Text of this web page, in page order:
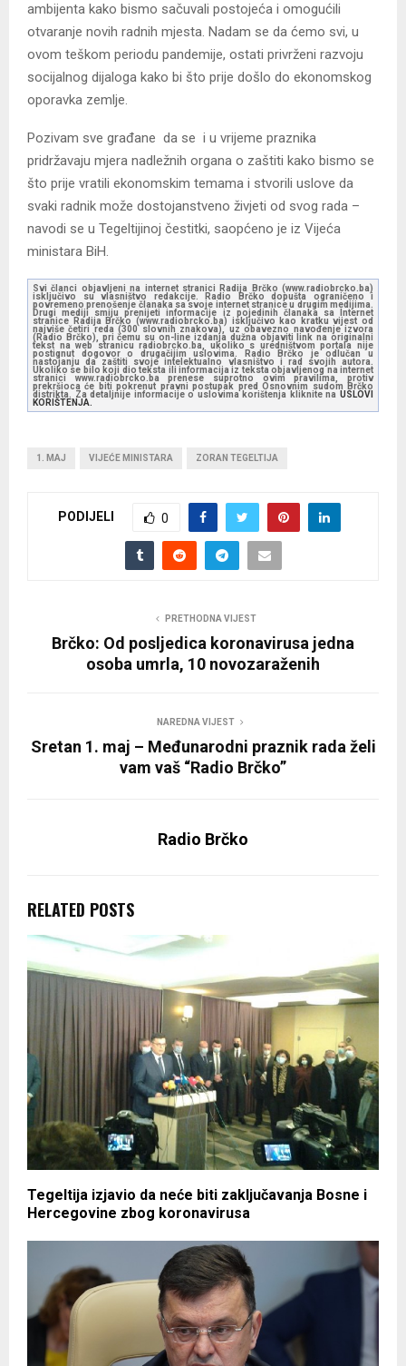
ambijenta kako bismo sačuvali postojeća i omogućili
otvaranje novih radnih mjesta. Nadam se da ćemo svi, u
ovom teškom periodu pandemije, ostati privrženi razvoju
socijalnog dijaloga kako bi što prije došlo do ekonomskog
oporavka zemlje.
Pozivam sve građane da se i u vrijeme praznika
pridržavaju mjera nadležnih organa o zaštiti kako bismo se
što prije vratili ekonomskim temama i stvorili uslove da
svaki radnik može dostojanstveno živjeti od svog rada –
navodi se u Tegeltijinoj čestitki, saopćeno je iz Vijeća
ministara BiH.
Svi članci objavljeni na internet stranici Radija Brčko (www.radiobrcko.ba)
isključivo su vlasništvo redakcije. Radio Brčko dopušta ograničeno i
povremeno prenošenje članaka sa svoje internet stranice u drugim medijima.
Drugi mediji smiju prenijeti informacije iz pojedinih članaka sa Internet
stranice Radija Brčko (www.radiobrcko.ba) isključivo kao kratku vijest od
najviše četiri reda (300 slovnih znakova), uz obavezno navođenje izvora
(Radio Brčko), pri čemu su on-line izdanja dužna objaviti link na originalni
tekst na web stranicu radiobrcko.ba, ukoliko s uredništvom portala nije
postignut dogovor o drugačijim uslovima. Radio Brčko je odlučan u
nastojanju da zaštiti svoje intelektualno vlasništvo i rad svojih autora.
Ukoliko se bilo koji dio teksta ili informacija iz teksta objavljenog na internet
stranici www.radiobrcko.ba prenese suprotno ovim pravilima, protiv
prekršioca će biti pokrenut pravni postupak pred Osnovnim sudom Brčko
distrikta. Za detaljnije informacije o uslovima korištenja kliknite na USLOVI
KORIŠTENJA.
1. MAJ VIJEĆE MINISTARA ZORAN TEGELTIJA
PODIJELI 0
PRETHODNA VIJEST
Brčko: Od posljedica koronavirusa jedna
osoba umrla, 10 novozaraženih
NAREDNA VIJEST
Sretan 1. maj – Međunarodni praznik rada želi
vam vaš “Radio Brčko”
Radio Brčko
RELATED POSTS
Tegeltija izjavio da neće biti zaključavanja Bosne i
Hercegovine zbog koronavirusa